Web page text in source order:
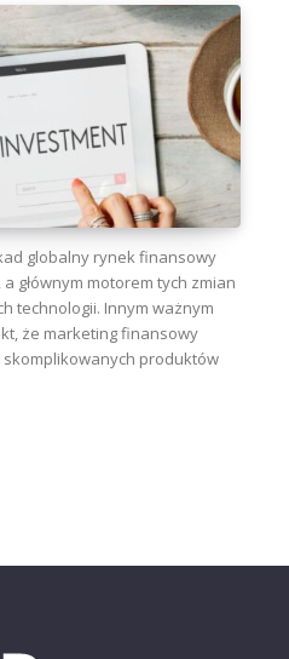
globalny rynek finansowy
głównym motorem tych zmian
technologii. Innym ważnym
że marketing finansowy
skomplikowanych produktów